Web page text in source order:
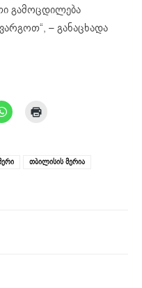
გამოცდილება
– განაცხადა
Click
to
(Opens
in
new
window)
თბილისის მერია